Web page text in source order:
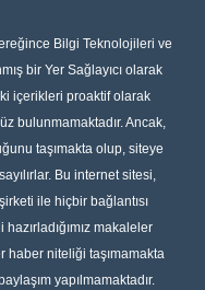
Bilgi Teknolojileri ve
bir Yer Sağlayıcı olarak
içerikleri proaktif olarak
bulunmamaktadır. Ancak,
taşımakta olup, siteye
Bu internet sitesi,
ile hiçbir bağlantısı
makaleler
haber niteliği taşımamakta
yapılmamaktadır.